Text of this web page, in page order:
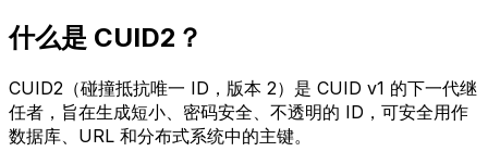
什么是 CUID2？
CUID2（碰撞抵抗唯一 ID，版本 2）是 CUID v1 的下一代继
任者，旨在生成短小、密码安全、不透明的 ID，可安全用作
数据库、URL 和分布式系统中的主键。